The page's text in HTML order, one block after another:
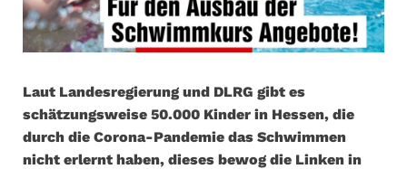
Laut Landesregierung und DLRG gibt es
schätzungsweise 50.000 Kinder in Hessen, die
durch die Corona-Pandemie das Schwimmen
nicht erlernt haben, dieses bewog die Linken in